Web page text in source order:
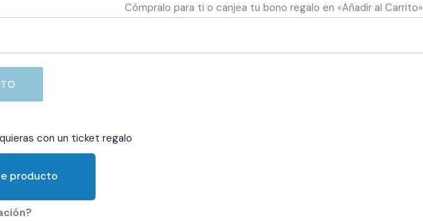
Cómpralo para ti o canjea tu bono regalo en «Añadir al Carrito»
con un ticket regalo
producto